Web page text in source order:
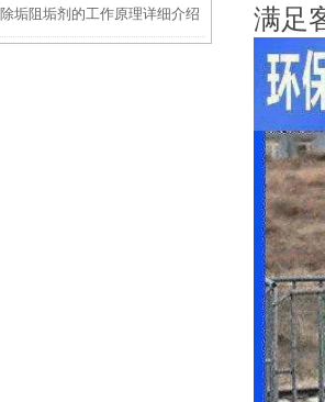
垢阻垢剂的工作原理详细介绍
满足